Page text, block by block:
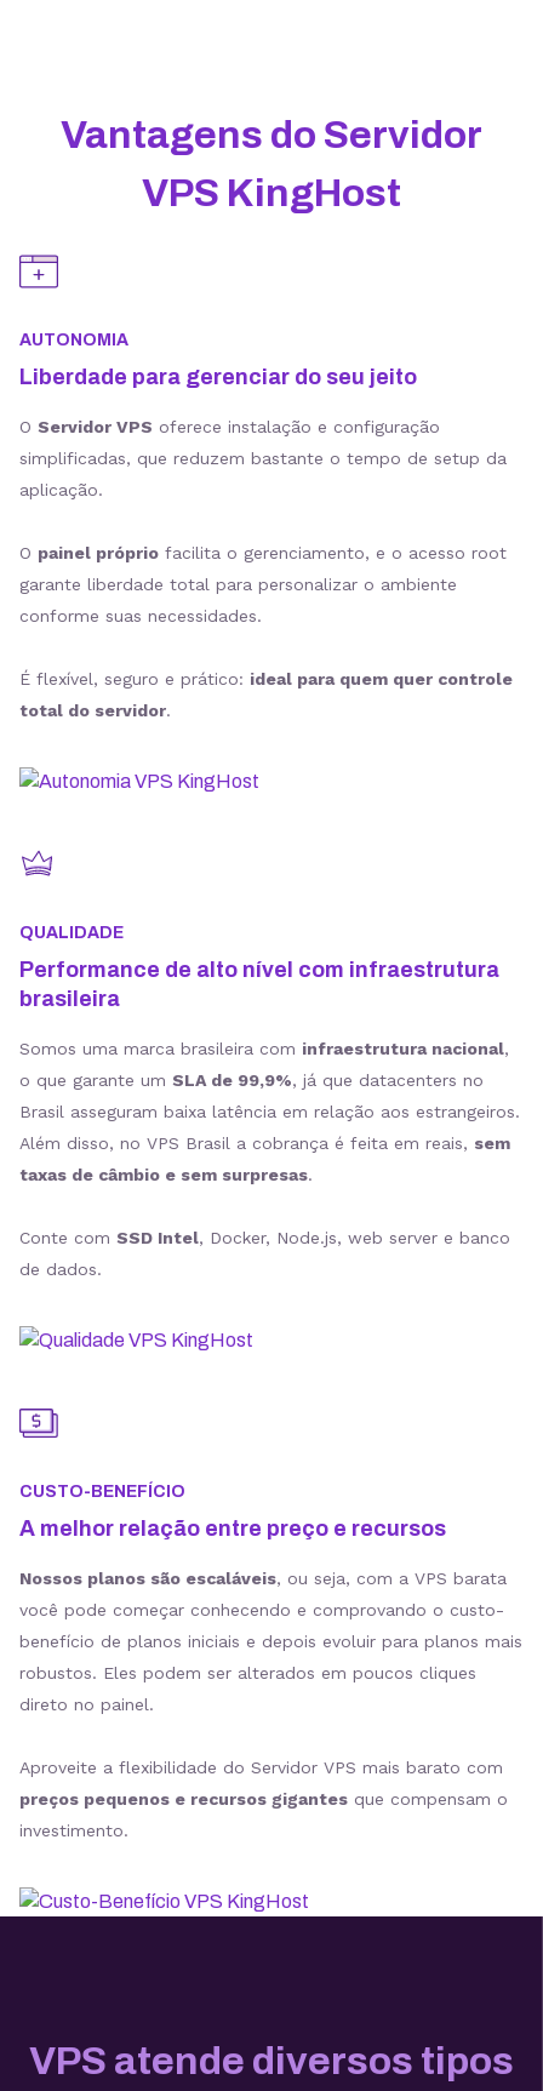
Vantagens do Servidor
VPS KingHost
AUTONOMIA
Liberdade para gerenciar do seu jeito
O Servidor VPS oferece instalação e configuração
simplificadas, que reduzem bastante o tempo de setup da
aplicação.
O painel próprio facilita o gerenciamento, e o acesso root
garante liberdade total para personalizar o ambiente
conforme suas necessidades.
É flexível, seguro e prático: ideal para quem quer controle
total do servidor.
QUALIDADE
Performance de alto nível com infraestrutura
brasileira
Somos uma marca brasileira com infraestrutura nacional,
o que garante um SLA de 99,9%, já que datacenters no
Brasil asseguram baixa latência em relação aos estrangeiros.
Além disso, no VPS Brasil a cobrança é feita em reais, sem
taxas de câmbio e sem surpresas.
Conte com SSD Intel, Docker, Node.js, web server e banco
de dados.
CUSTO-BENEFÍCIO
A melhor relação entre preço e recursos
Nossos planos são escaláveis, ou seja, com a VPS barata
você pode começar conhecendo e comprovando o custo-
benefício de planos iniciais e depois evoluir para planos mais
robustos. Eles podem ser alterados em poucos cliques
direto no painel.
Aproveite a flexibilidade do Servidor VPS mais barato com
preços pequenos e recursos gigantes que compensam o
investimento.
VPS atende diversos tipos